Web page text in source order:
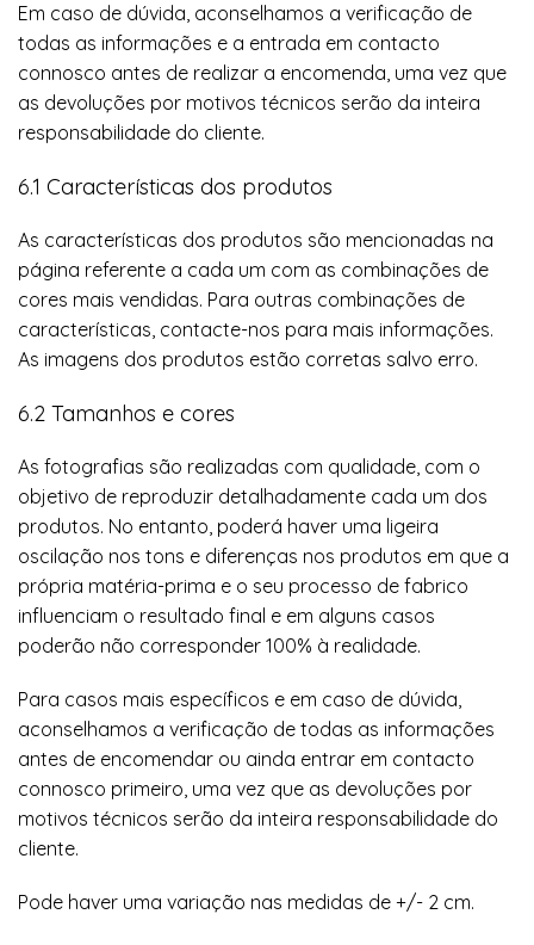
Em caso de dúvida, aconselhamos a verificação de
todas as informações e a entrada em contacto
connosco antes de realizar a encomenda, uma vez que
as devoluções por motivos técnicos serão da inteira
responsabilidade do cliente.
6.1 Características dos produtos
As características dos produtos são mencionadas na
página referente a cada um com as combinações de
cores mais vendidas. Para outras combinações de
características, contacte-nos para mais informações.
As imagens dos produtos estão corretas salvo erro.
6.2 Tamanhos e cores
As fotografias são realizadas com qualidade, com o
objetivo de reproduzir detalhadamente cada um dos
produtos. No entanto, poderá haver uma ligeira
oscilação nos tons e diferenças nos produtos em que a
própria matéria-prima e o seu processo de fabrico
influenciam o resultado final e em alguns casos
poderão não corresponder 100% à realidade.
Para casos mais específicos e em caso de dúvida,
aconselhamos a verificação de todas as informações
antes de encomendar ou ainda entrar em contacto
connosco primeiro, uma vez que as devoluções por
motivos técnicos serão da inteira responsabilidade do
cliente.
Pode haver uma variação nas medidas de +/- 2 cm.